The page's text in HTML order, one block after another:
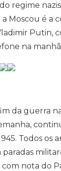
regime
Moscou é a
Putin,
na
da guerra
Todos os
nota do